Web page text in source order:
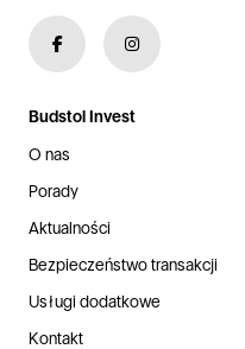
Budstol Invest
O nas
Porady
Aktualności
Bezpieczeństwo transakcji
Usługi dodatkowe
Kontakt